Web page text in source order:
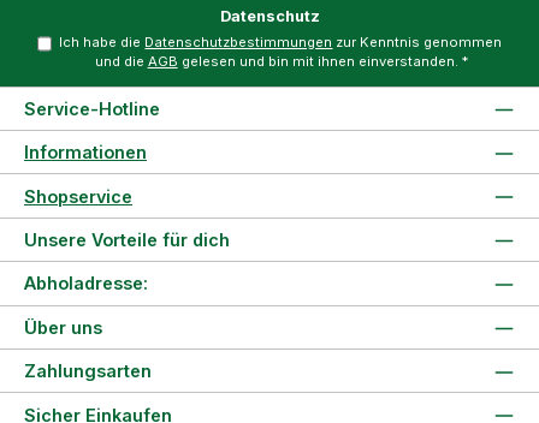
Datenschutz
Ich habe die Datenschutzbestimmungen zur Kenntnis genommen
und die AGB gelesen und bin mit ihnen einverstanden. *
Service-Hotline
Informationen
Shopservice
Unsere Vorteile für dich
Über uns
Zahlungsarten
Abholadresse:
Sicher Einkaufen